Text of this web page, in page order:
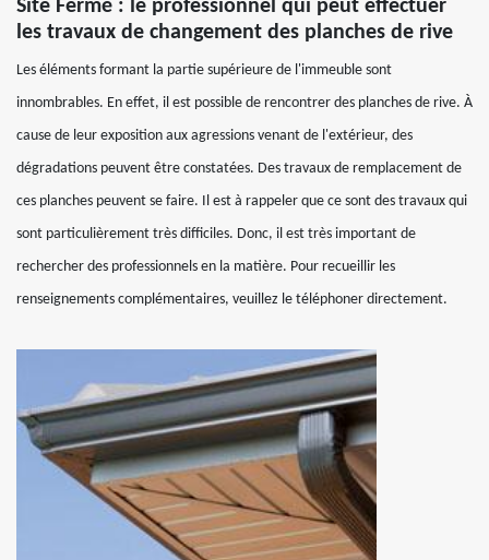
Site Fermé : le professionnel qui peut effectuer
les travaux de changement des planches de rive
Les éléments formant la partie supérieure de l'immeuble sont
innombrables. En effet, il est possible de rencontrer des planches de rive. À
cause de leur exposition aux agressions venant de l'extérieur, des
dégradations peuvent être constatées. Des travaux de remplacement de
ces planches peuvent se faire. Il est à rappeler que ce sont des travaux qui
sont particulièrement très difficiles. Donc, il est très important de
rechercher des professionnels en la matière. Pour recueillir les
renseignements complémentaires, veuillez le téléphoner directement.